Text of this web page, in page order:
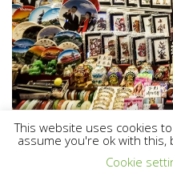
De la magneti,
farfurii pictate, casete
costume traditionale,
vrei! Las si eu niste bani
This website uses cookies
assume you're ok with this,
Cookie